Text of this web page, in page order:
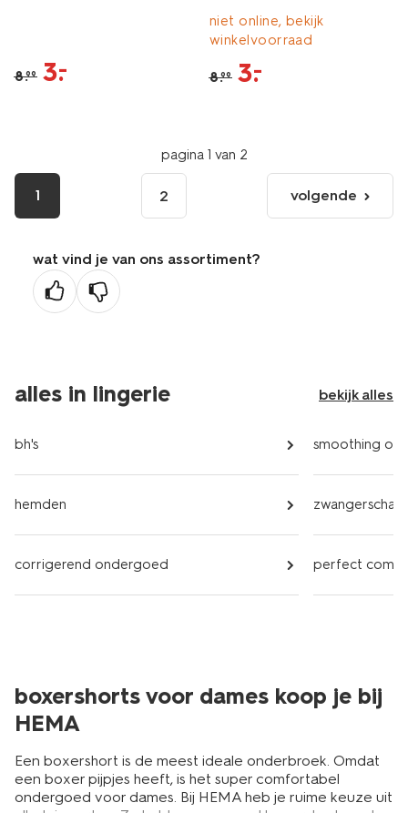
8.99 3.
–
niet online, bekijk
winkelvoorraad
8.99 3.
–
pagina 1 van 2
1 2
volgende
pagina
volgende
wat vind je van ons assortiment?
alles in lingerie bekijk alles
bh's
hemden
corrigerend ondergoed
smoothing
perfect
boxershorts voor dames koop je bij
HEMA
Een boxershort is de meest ideale onderbroek. Omdat
een boxer pijpjes heeft, is het super comfortabel
ondergoed voor dames. Bij HEMA heb je ruime keuze uit